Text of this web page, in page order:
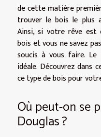
de cette matière
trouver le bois le plus
Ainsi, si votre rêve est
bois et vous ne savez
soucis à vous faire.
idéale. Découvrez
ce type de bois pour
Où peut-on se
Douglas ?